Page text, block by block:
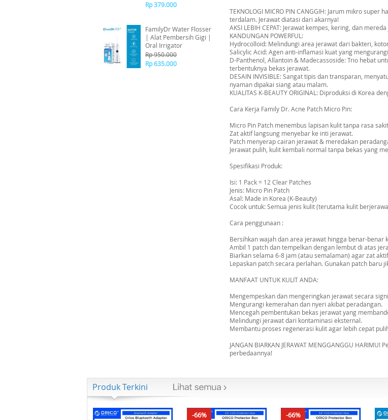
Rp 379.000
FamilyDr Water Flosser
| Alat Pembersih Gigi |
Oral Irrigator
Rp 950.000
Rp 635.000
TEKNOLOGI MICRO PIN CANGGIH: Jarum mikro
terdalam. Jerawat diatasi dari akarnya!
AKSI LEBIH CEPAT: Jerawat kempes, kering, dan
KANDUNGAN POWERFUL:
Hydrocolloid: Melindungi area jerawat dari bakteri,
Salicylic Acid: Agen anti-inflamasi kuat yang
D-Panthenol, Allantoin & Madecassoside: Trio hebat
terbentuknya bekas jerawat.
DESAIN INVISIBLE: Sangat tipis dan transparan,
nyaman dipakai siang atau malam.
KUALITAS K-BEAUTY ORIGINAL: Diproduksi di Korea
Cara Kerja Family Dr. Acne Patch Micro Pin:
Micro Pin Patch menembus lapisan kulit tanpa rasa
Zat aktif langsung menyebar ke inti jerawat.
Patch menyerap cairan jerawat & meredakan
Jerawat pulih, kulit kembali normal tanpa bekas yang
Spesifikasi Produk:
Isi: 1 Pack = 12 Clear Patches
Jenis: Micro Pin Patch
Asal: Made in Korea (K-Beauty)
Cocok untuk: Semua jenis kulit (terutama kulit
Cara penggunaan :
Bersihkan wajah dan area jerawat hingga benar-benar
Ambil 1 patch dan tempelkan dengan lembut di atas
Biarkan selama 6-8 jam (atau semalaman) agar zat
Lepaskan patch secara perlahan. Gunakan patch baru
MANFAAT UNTUK KULIT ANDA:
Mengempeskan dan mengeringkan jerawat secara
Mengurangi kemerahan dan nyeri akibat peradangan.
Mencegah pembentukan bekas jerawat yang
Melindungi jerawat dari kontaminasi eksternal.
Membantu proses regenerasi kulit agar lebih cepat
JANGAN BIARKAN JERAWAT MENGGANGGU
perbedaannya!
Produk Terkini
-66% -66%